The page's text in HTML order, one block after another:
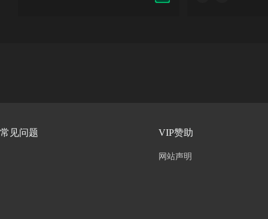
常见问题 VIP赞助
网站声明